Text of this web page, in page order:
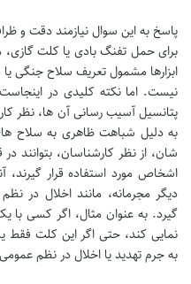
پاسخ به این سوال نیازمند دقت و
برای حمل تفنگ بادی یا کلت گازی،
ابزارها مشمول تعریف سلاح جنگی
نیست. اما نکته کلیدی در
پتانسیل آسیب رسانی آن ها، نظر
به دلیل شباهت ظاهری به سلاح
شان، از نظر کارشناسان، بتوانند
اشخاص مورد استفاده قرار
دیگر مجرمانه، مانند اخلال در
گیرد. به عنوان مثال، اگر کسی
نمایی کند، حتی اگر این کلت فقط
به جرم تهدید یا اخلال در نظم